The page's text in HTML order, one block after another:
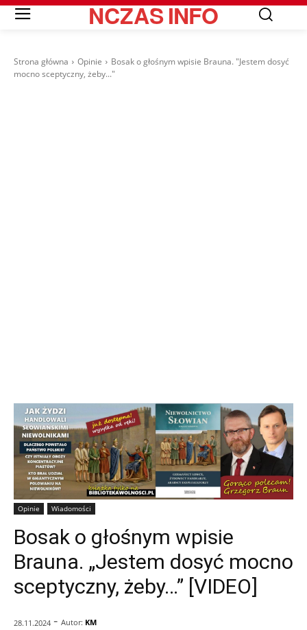
NCZASINFO
Strona główna Opinie
Bosak o głośnym wpisie Brauna. "Jestem dosyć
mocno sceptyczny, żeby..."
Opinie Wiadomości
Bosak o głośnym wpisie
Brauna. „Jestem dosyć mocno
sceptyczny, żeby…” [VIDEO]
28.11.2024 - Autor: KM